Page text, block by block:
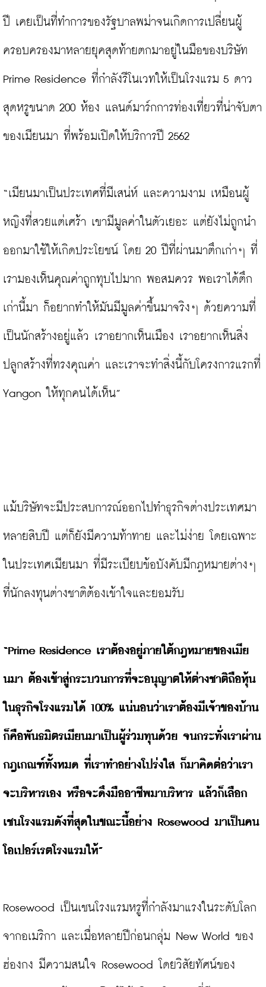
ปี เคยเป็นที่ทำการของรัฐบาลพม่าจนเกิดการเปลี่ยนผู้
ครอบครองมาหลายยุคสุดท้ายตกมาอยู่ในมือของบริษัท
Prime Residence ที่กำลังรีโนเวทให้เป็นโรงแรม 5 ดาว
สุดหรูขนาด 200 ห้อง แลนด์มาร์กการท่องเที่ยวที่น่าจับตา
ของเมียนมา ที่พร้อมเปิดให้บริการปี 2562
“เมียนมาเป็นประเทศที่มีเสน่ห์ และความงาม เหมือนผู้
หญิงที่สวยแต่เศร้า เขามีมูลค่าในตัวเยอะ แต่ยังไม่ถูกนำ
ออกมาใช้ให้เกิดประโยชน์ โดย 20 ปีที่ผ่านมาตึกเก่าๆ ที่
เรามองเห็นคุณค่าถูกทุบไปมาก พอสมควร พอเราได้ตึก
เก่านี้มา ก็อยากทำให้มันมีมูลค่าขึ้นมาจริงๆ ด้วยความที่
เป็นนักสร้างอยู่แล้ว เราอยากเห็นเมือง เราอยากเห็นสิ่ง
ปลูกสร้างที่ทรงคุณค่า และเราจะทำสิ่งนี้กับโครงการแรกที่
Yangon ให้ทุกคนได้เห็น”
แม้บริษัทจะมีประสบการณ์ออกไปทำธุรกิจต่างประเทศมา
หลายสิบปี แต่ก็ยังมีความท้าทาย และไม่ง่าย โดยเฉพาะ
ในประเทศเมียนมา ที่มีระเบียบข้อบังคับมีกฎหมายต่างๆ
ที่นักลงทุนต่างชาติต้องเข้าใจและยอมรับ
“Prime Residence เราต้องอยู่ภายใต้กฎหมายของเมีย
นมา ต้องเข้าสู่กระบวนการที่จะอนุญาตให้ต่างชาติถือหุ้น
ในธุรกิจโรงแรมได้ 100% แน่นอนว่าเราต้องมีเจ้าของบ้าน
ก็คือพันธมิตรเมียนมาเป็นผู้ร่วมทุนด้วย จนกระทั่งเราผ่าน
กฎเกณฑ์ทั้งหมด ที่เราทำอย่างโปร่งใส ก็มาคิดต่อว่าเรา
จะบริหารเอง หรือจะดึงมืออาชีพมาบริหาร แล้วก็เลือก
เชนโรงแรมดังที่สุดในขณะนี้อย่าง Rosewood มาเป็นคน
โอเปอร์เรตโรงแรมให้”
Rosewood เป็นเชนโรงแรมหรูที่กำลังมาแรงในระดับโลก
จากอเมริกา และเมื่อหลายปีก่อนกลุ่ม New World ของ
ฮ่องกง มีความสนใจ Rosewood โดยวิสัยทัศน์ของ